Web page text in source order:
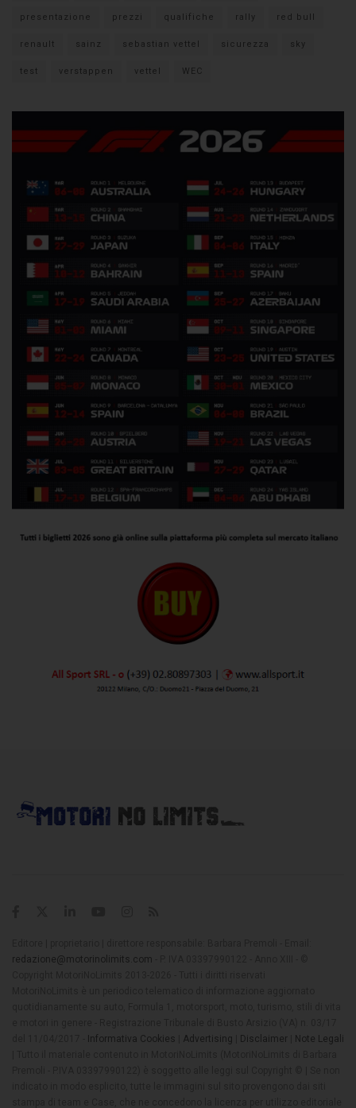
presentazione prezzi qualifiche rally red bull
renault sainz sebastian vettel sicurezza sky
test verstappen vettel WEC
redazione@motorinolimits.com
Informativa Cookies Advertising Disclaimer
Note Legali